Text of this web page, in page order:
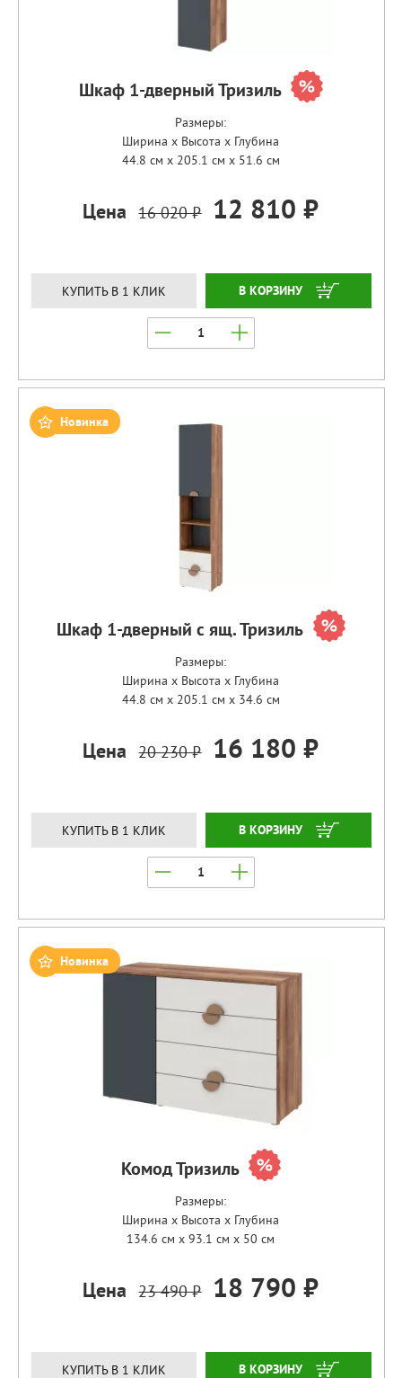
Шкаф 1-дверный Тризиль
Размеры:
Ширина x Высота x Глубина
44.8 см x 205.1 см x 51.6 см
Цена 16 020 ₽ 12 810 ₽
КУПИТЬ В 1 КЛИК ЗАКАЗАТЬ
Новинка
Шкаф 1-дверный с ящ. Тризиль
Размеры:
Ширина x Высота x Глубина
44.8 см x 205.1 см x 34.6 см
Цена 20 230 ₽ 16 180 ₽
КУПИТЬ В 1 КЛИК ЗАКАЗАТЬ
Новинка
Комод Тризиль
Размеры:
Ширина x Высота x Глубина
134.6 см x 93.1 см x 50 см
Цена 23 490 ₽ 18 790 ₽
КУПИТЬ В 1 КЛИК ЗАКАЗАТЬ